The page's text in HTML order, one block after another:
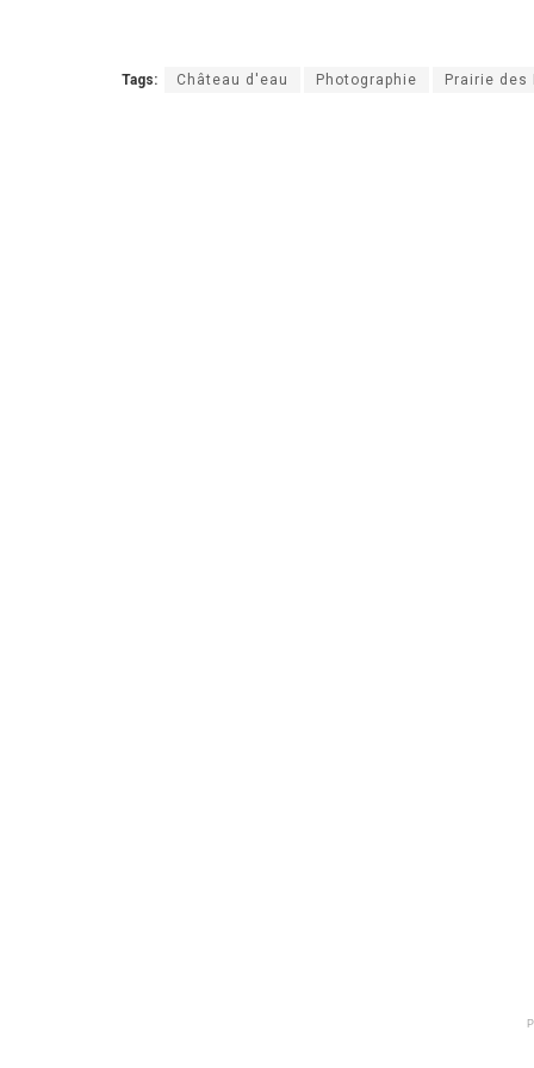
Tags: Château d'eau Photographie Prairie des